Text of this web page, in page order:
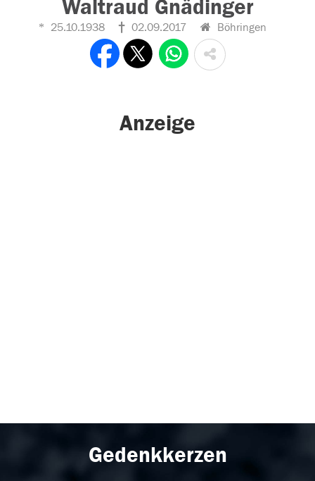
Waltraud Gnädinger
25.10.1938 02.09.2017 Böhringen
Anzeige
Gedenkkerzen